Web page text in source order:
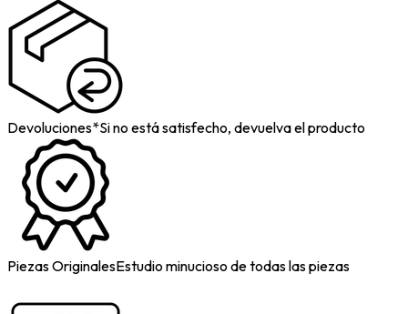
Devoluciones*Si no está satisfecho, devuelva el producto
Piezas OriginalesEstudio minucioso de todas las piezas